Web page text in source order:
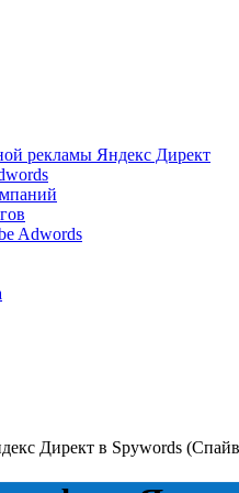
рекламы Яндекс Директ
Adwords
Директ в Spywords